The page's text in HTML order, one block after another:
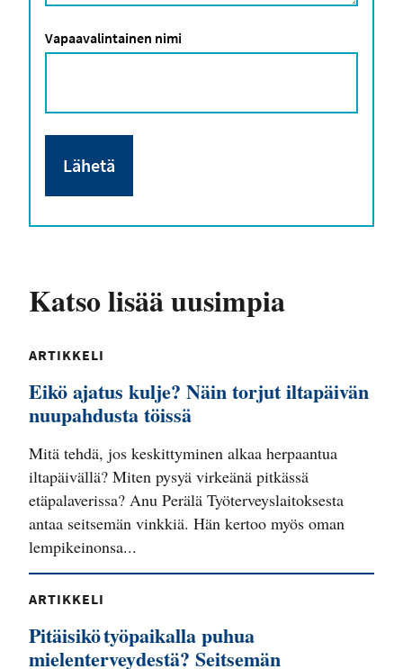
Vapaavalintainen nimi
Katso lisää uusimpia
ARTIKKELI
Eikö ajatus kulje? Näin torjut iltapäivän
nuupahdusta töissä
Mitä tehdä, jos keskittyminen alkaa herpaantua
iltapäivällä? Miten pysyä virkeänä pitkässä
etäpalaverissa? Anu Perälä Työterveyslaitoksesta
antaa seitsemän vinkkiä. Hän kertoo myös oman
lempikeinonsa...
ARTIKKELI
Pitäisikö työpaikalla puhua
mielenterveydestä? Seitsemän